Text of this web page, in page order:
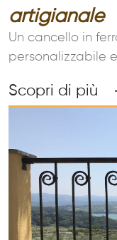
artigianale
Un cancello in
personalizzabile
Scopri di più